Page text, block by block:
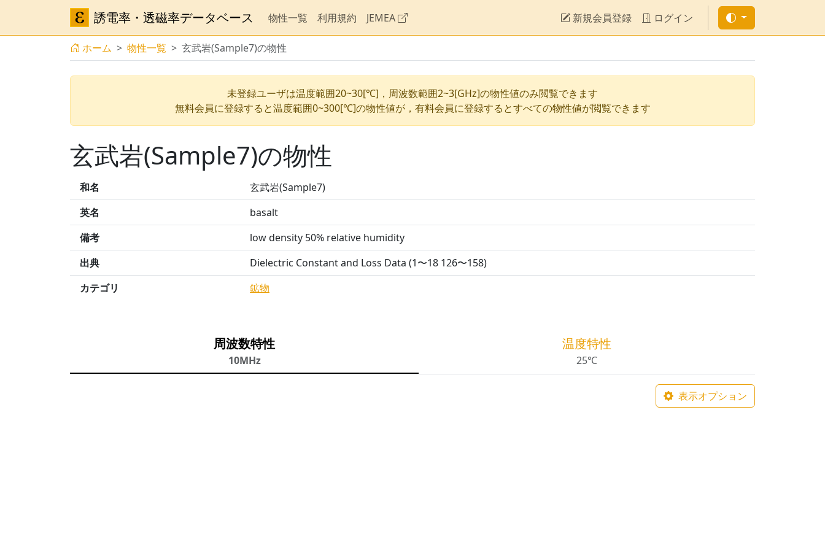
誘電率・透磁率データベース 物性一覧 利用規約 JEMEA 新規会員登録 ログイン
ホーム 物性一覧 玄武岩(Sample7)の物性
未登録ユーザは温度範囲20~30[℃]，周波数範囲2~3[GHz]の物性値のみ閲覧できます
無料会員に登録すると温度範囲0~300[℃]の物性値が，有料会員に登録するとすべての物性値が閲覧できます
玄武岩(Sample7)の物性
和名
玄武岩(Sample7)
英名
basalt
備考
low density 50% relative humidity
出典
Dielectric Constant and Loss Data (1〜18 126〜158)
カテゴリ
鉱物
周波数特性
10MHz
温度特性
25℃
表示オプション